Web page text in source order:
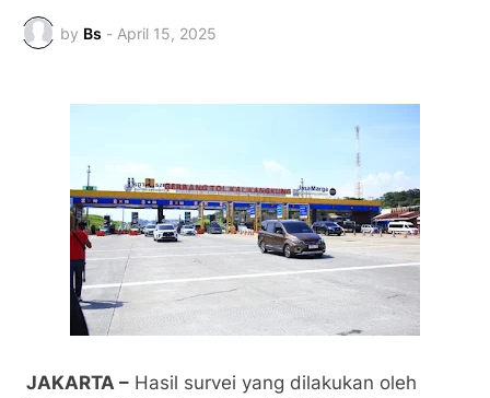
by Bs - April 15, 2025
JAKARTA – Hasil survei yang dilakukan oleh